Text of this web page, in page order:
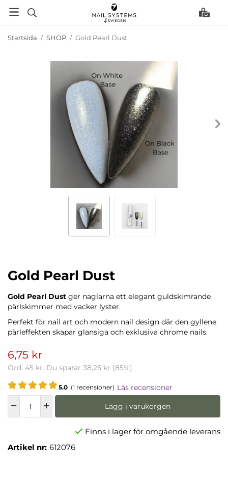
Startsida / SHOP / Gold Pearl Dust
Gold Pearl Dust
Gold Pearl Dust ger naglarna ett elegant guldskimrande
pärlskimmer med vacker lyster.
Perfekt för nail art och modern nail design där den gyllene
pärleffekten skapar glansiga och exklusiva chrome nails.
6,75 kr
Ord. 45 kr. Du sparar 38,25 kr (85%)
5.0 (1 recensioner) Läs recensioner
Lägg i varukorgen
Finns i lager för omgående leverans
Artikel nr: 612076